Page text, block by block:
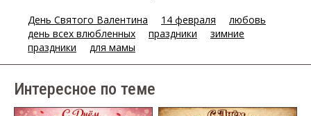
День Святого Валентина 14 февраля
любовь
день всех влюбленных
праздники
зимние
праздники
для мамы
Интересное по теме